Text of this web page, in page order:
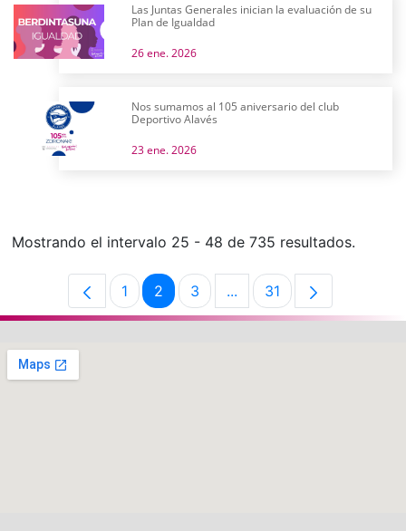
Las Juntas Generales inician la evaluación de su
Plan de Igualdad
26 ene. 2026
Nos sumamos al 105 aniversario del club
Deportivo Alavés
23 ene. 2026
Mostrando el intervalo 25 - 48 de 735 resultados.
Página
1 Página
2 Página
3 ...Páginas intermedias Use
Página
31